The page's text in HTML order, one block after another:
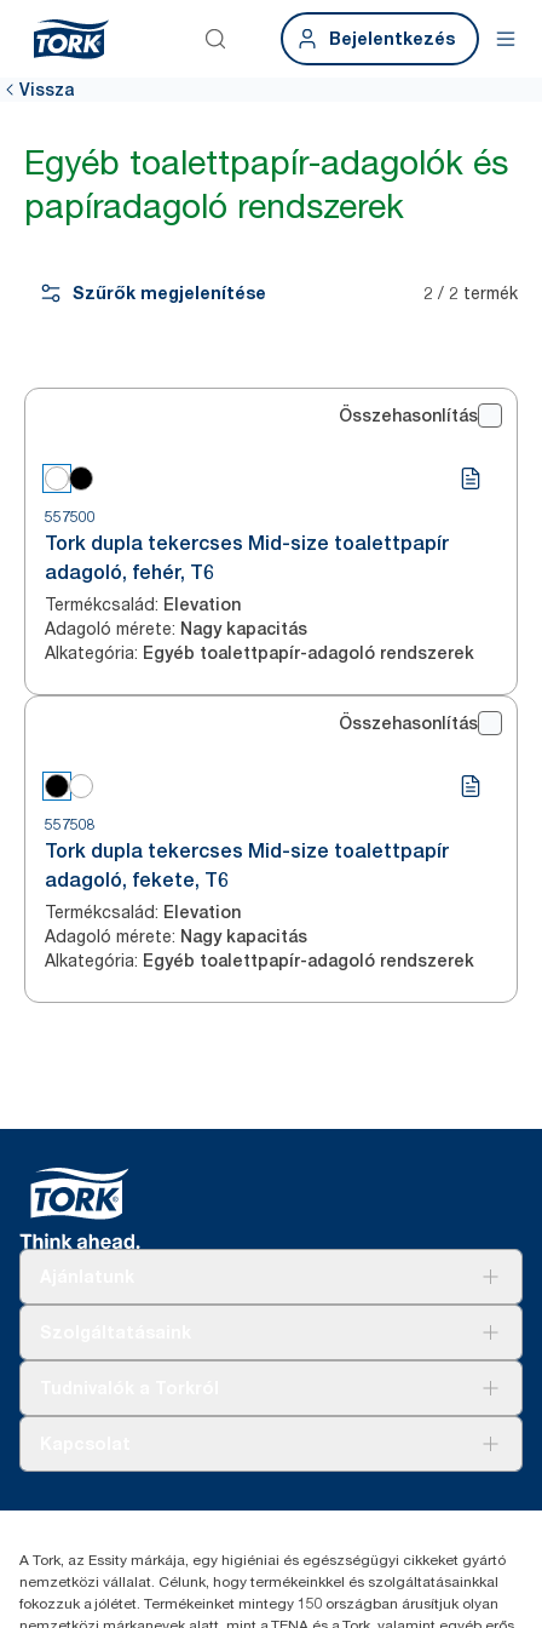
Bejelentkezés
Vissza
Egyéb toalettpapír-adagolók és
papíradagoló rendszerek
Szűrők megjelenítése 2 / 2 termék
Összehasonlítás
557500
Tork dupla tekercses Mid-size toalettpapír
adagoló, fehér, T6
Termékcsalád: Elevation
Adagoló mérete: Nagy kapacitás
Alkategória: Egyéb toalettpapír-adagoló rendszerek
Összehasonlítás
557508
Tork dupla tekercses Mid-size toalettpapír
adagoló, fekete, T6
Termékcsalád: Elevation
Adagoló mérete: Nagy kapacitás
Alkategória: Egyéb toalettpapír-adagoló rendszerek
+36 1 392 2176
H-1021 Budapest
Budakeszi út 51.
A Tork, az Essity márkája, egy higiéniai és egészségügyi cikkeket gyártó
nemzetközi vállalat. Célunk, hogy termékeinkkel és szolgáltatásainkkal
fokozzuk a jólétet. Termékeinket mintegy 150 országban árusítjuk olyan